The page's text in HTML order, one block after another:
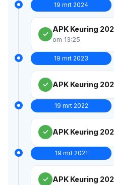
19 mrt 2024
APK Keuring
om 13:25
19 mrt 2023
APK Keuring
19 mrt 2022
APK Keuring
19 mrt 2021
APK Keuring